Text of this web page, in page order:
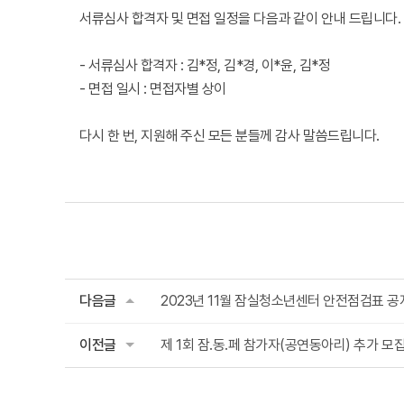
서류심사 합격자 및 면접 일정을 다음과 같이 안내 드립니다.
- 서류심사 합격자 : 김*정, 김*경, 이*윤, 김*정
- 면접 일시 : 면접자별 상이
다시 한 번, 지원해 주신 모든 분들께 감사 말씀드립니다.
다음글 2023년 11월 잠실청소년센터 안전점검표 공
이전글 제 1회 잠.동.페 참가자(공연동아리) 추가 모